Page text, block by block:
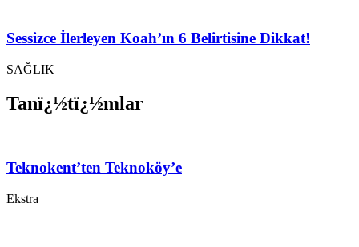
Sessizce İlerleyen Koah’ın 6 Belirtisine Dikkat!
SAĞLIK
Tanï¿½tï¿½mlar
Teknokent’ten Teknoköy’e
Ekstra